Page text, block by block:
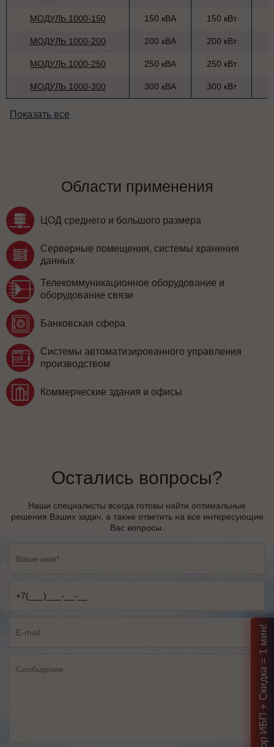
МОДУЛЬ 1000-150 150 кВА 150 кВт
МОДУЛЬ 1000-200 200 кВА 200 кВт
МОДУЛЬ 1000-250 250 кВА 250 кВт
МОДУЛЬ 1000-300 300 кВА 300 кВт
Показать все
Области применения
ЦОД среднего и большого размера
Серверные помещения, системы хранения
данных
Телекоммуникационное оборудование и
оборудование связи
Банковская сфера
Системы автоматизированного управления
производством
Коммерческие здания и офисы
Остались вопросы?
Наши специалисты всегда готовы найти оптимальные
решения Ваших задач, а также ответить на все интересующие
Вас вопросы.
Подбор ИБП + Скидка = 1 мин!